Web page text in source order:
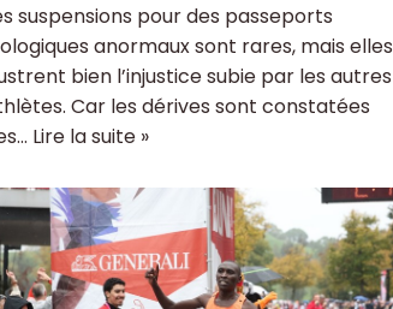
suspensions pour des passeports
anormaux sont rares, mais elles
bien l’injustice subie par les autres
Car les dérives sont constatées
Lire la suite »